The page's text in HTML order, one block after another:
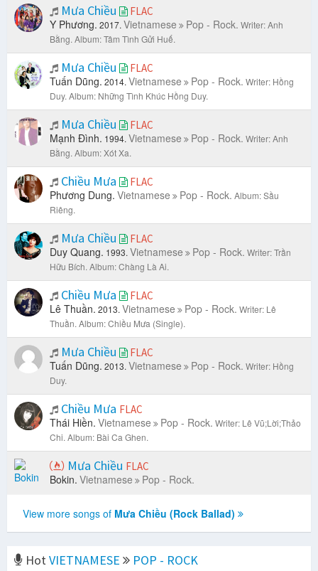
Mưa Chiều FLAC
Y Phương. 2017. Vietnamese Pop - Rock. Writer: Anh
Bằng. Album: Tâm Tình Gửi Huế.
Mưa Chiều FLAC
Tuấn Dũng. 2014. Vietnamese Pop - Rock. Writer: Hồng
Duy. Album: Những Tình Khúc Hồng Duy.
Mưa Chiều FLAC
Mạnh Đình. 1994. Vietnamese Pop - Rock. Writer: Anh
Bằng. Album: Xót Xa.
Chiều Mưa FLAC
Phương Dung. Vietnamese Pop - Rock. Album: Sầu
Riêng.
Mưa Chiều FLAC
Duy Quang. 1993. Vietnamese Pop - Rock. Writer: Trần
Hữu Bích. Album: Chàng Là Ai.
Chiều Mưa FLAC
Lê Thuần. 2013. Vietnamese Pop - Rock. Writer: Lê
Thuần. Album: Chiều Mưa (Single).
Mưa Chiều FLAC
Tuấn Dũng. 2013. Vietnamese Pop - Rock. Writer: Hồng
Duy.
Chiều Mưa FLAC
Thái Hiền. Vietnamese Pop - Rock. Writer: Lê Vũ;Lời;Thảo
Chi. Album: Bài Ca Ghen.
Mưa Chiều FLAC
Bokin. Vietnamese Pop - Rock.
View more songs of Mưa Chiều (Rock Ballad)
HotVIETNAMESE
POP - ROCK